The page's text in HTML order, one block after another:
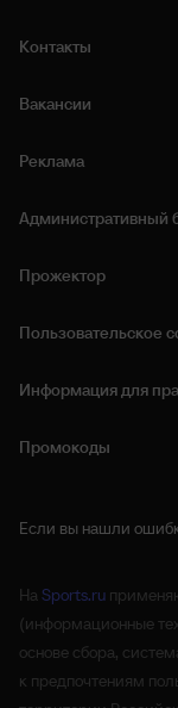
Контакты
Вакансии
Реклама
Административный
Прожектор
Пользовательское
Информация для
Промокоды
Если вы нашли
НаSports.ru
(информационные
основе сбора,
к предпочтениям